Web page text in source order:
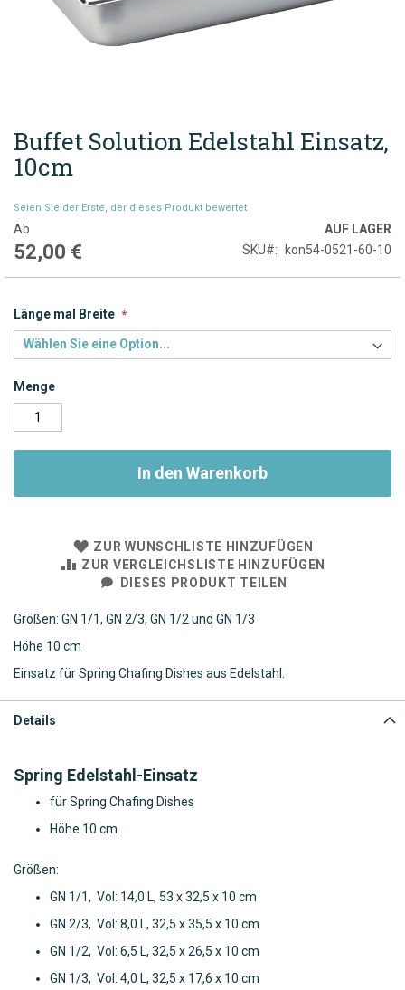
Zum
Anfang
der
springen
Buffet Solution Edelstahl Einsatz,
10cm
Seien Sie der Erste, der dieses Produkt bewertet
Ab
52,00 €
AUF LAGER
SKU
kon54-0521-60-10
Länge mal Breite
Menge
In den Warenkorb
ZUR WUNSCHLISTE HINZUFÜGEN
ZUR VERGLEICHSLISTE HINZUFÜGEN
DIESES PRODUKT TEILEN
Größen: GN 1/1, GN 2/3, GN 1/2 und GN 1/3
Höhe 10 cm
Einsatz für Spring Chafing Dishes aus Edelstahl.
Details
Spring Edelstahl-Einsatz
für Spring Chafing Dishes
Höhe 10 cm
Größen:
GN 1/1, Vol: 14,0 L, 53 x 32,5 x 10 cm
GN 2/3, Vol: 8,0 L, 32,5 x 35,5 x 10 cm
GN 1/2, Vol: 6,5 L, 32,5 x 26,5 x 10 cm
GN 1/3, Vol: 4,0 L, 32,5 x 17,6 x 10 cm